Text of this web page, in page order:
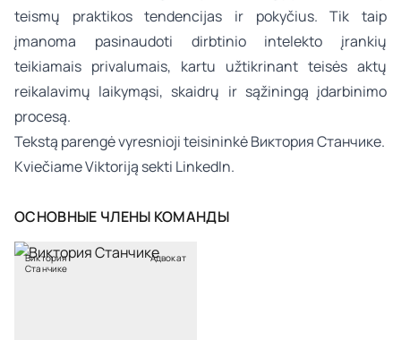
teismų praktikos tendencijas ir pokyčius. Tik taip
įmanoma pasinaudoti dirbtinio intelekto įrankių
teikiamais privalumais, kartu užtikrinant teisės aktų
reikalavimų laikymąsi, skaidrų ir sąžiningą įdarbinimo
procesą.
Tekstą parengė vyresnioji teisininkėВиктория Станчике.
Kviečiame Viktoriją sekti LinkedIn.
ОСНОВНЫЕ ЧЛЕНЫ КОМАНДЫ
Виктория
Станчике
Адвокат